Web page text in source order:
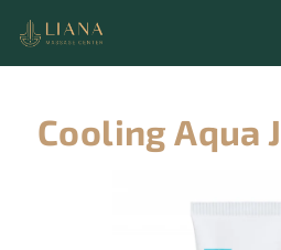
obsah
Cooling Aqua